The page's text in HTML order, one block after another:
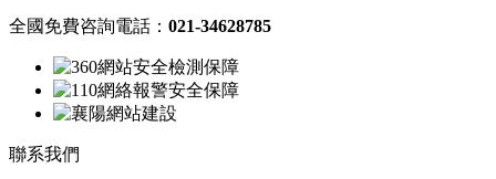
全國免費咨詢電話： 021-34628785
聯系我們